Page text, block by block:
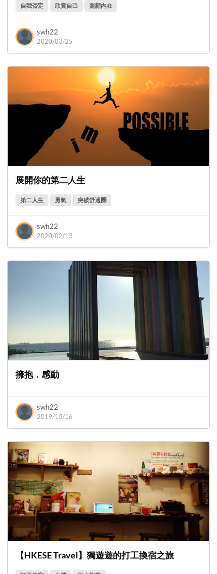
自我否定 欣賞自己 照顧內在
swh22
2020/03/25
展開你的第二人生
第二人生 勇氣 突破舒適圈
swh22
2020/02/13
擁抱．感動
swh22
2019/10/16
【HKESE Travel】獨遊遊的打工換宿之旅